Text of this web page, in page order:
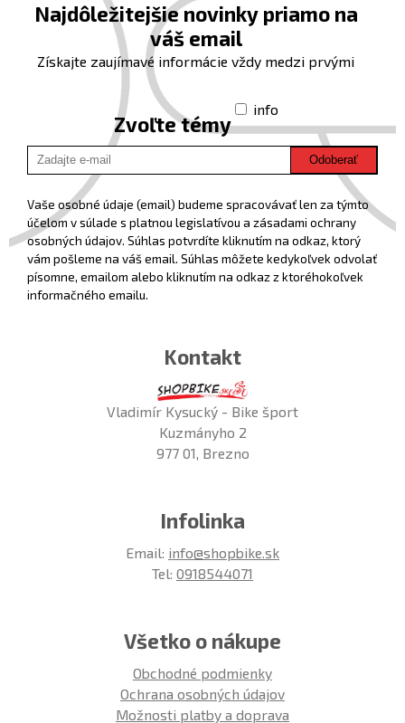
Najdôležitejšie novinky priamo na
váš email
Získajte zaujímavé informácie vždy medzi prvými
Zvoľte témy
info
Odoberať
Vaše osobné údaje (email) budeme spracovávať len za týmto
účelom v súlade s platnou legislatívou a zásadami ochrany
osobných údajov. Súhlas potvrdíte kliknutím na odkaz, ktorý
vám pošleme na váš email. Súhlas môžete kedykoľvek odvolať
písomne, emailom alebo kliknutím na odkaz z ktoréhokoľvek
informačného emailu.
Kontakt
Vladimír Kysucký - Bike šport
Kuzmányho 2
977 01, Brezno
Infolinka
Email: info@shopbike.sk
Tel: 0918544071
Všetko o nákupe
Obchodné podmienky
Ochrana osobných údajov
Možnosti platby a doprava